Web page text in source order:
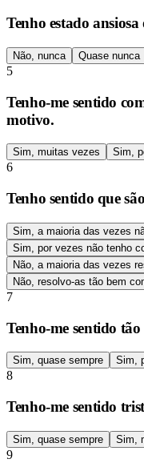
Tenho estado
Não, nunca Quase nunca
5
Tenho-me sentido
motivo.
Sim, muitas vezes Sim,
6
Tenho sentido que
Sim, a maioria das vezes
Sim, por vezes não tenho
Não, a maioria das vezes
Não, resolvo-as tão bem
7
Tenho-me sentido
Sim, quase sempre Sim,
8
Tenho-me sentido
Sim, quase sempre Sim,
9